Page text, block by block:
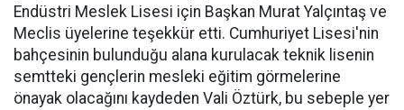
Endüstri Meslek Lisesi için Başkan Murat Yalçıntaş ve
Meclis üyelerine teşekkür etti. Cumhuriyet Lisesi'nin
bahçesinin bulunduğu alana kurulacak teknik lisenin
semtteki gençlerin mesleki eğitim görmelerine
önayak olacağını kaydeden Vali Öztürk, bu sebeple yer